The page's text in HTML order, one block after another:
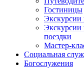
Гостиницы
Экскурсии
Экскурсии
поездки
Мастер-
Социальная
Богослужения